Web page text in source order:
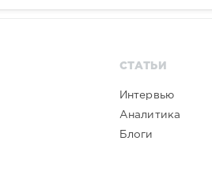
СТАТЬИ
Интервью
Аналитика
Блоги